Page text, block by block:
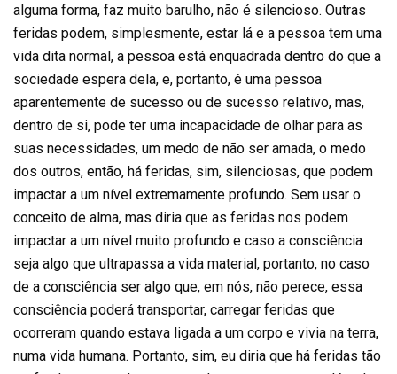
alguma forma, faz muito barulho, não é silencioso. Outras
feridas podem, simplesmente, estar lá e a pessoa tem uma
vida dita normal, a pessoa está enquadrada dentro do que a
sociedade espera dela, e, portanto, é uma pessoa
aparentemente de sucesso ou de sucesso relativo, mas,
dentro de si, pode ter uma incapacidade de olhar para as
suas necessidades, um medo de não ser amada, o medo
dos outros, então, há feridas, sim, silenciosas, que podem
impactar a um nível extremamente profundo. Sem usar o
conceito de alma, mas diria que as feridas nos podem
impactar a um nível muito profundo e caso a consciência
seja algo que ultrapassa a vida material, portanto, no caso
de a consciência ser algo que, em nós, não perece, essa
consciência poderá transportar, carregar feridas que
ocorreram quando estava ligada a um corpo e vivia na terra,
numa vida humana. Portanto, sim, eu diria que há feridas tão